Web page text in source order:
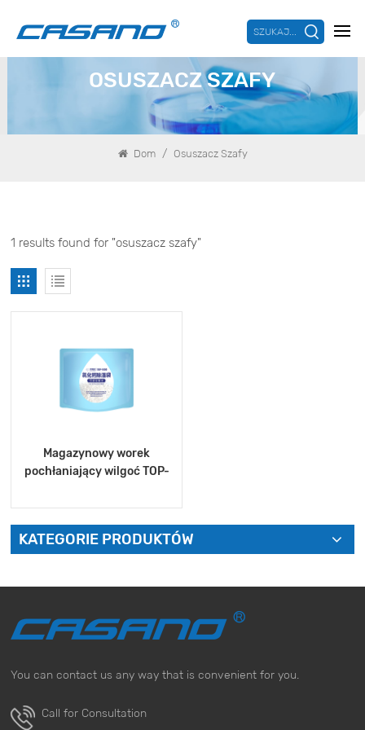
SZUKAJ...
OSUSZACZ SZAFY
Dom / Osuszacz Szafy
1 results found for "osuszacz szafy"
Magazynowy worek
pochłaniający wilgoć TOP-
KATEGORIE PRODUKTÓW
You can contact us any way that is convenient for you.
Call for Consultation